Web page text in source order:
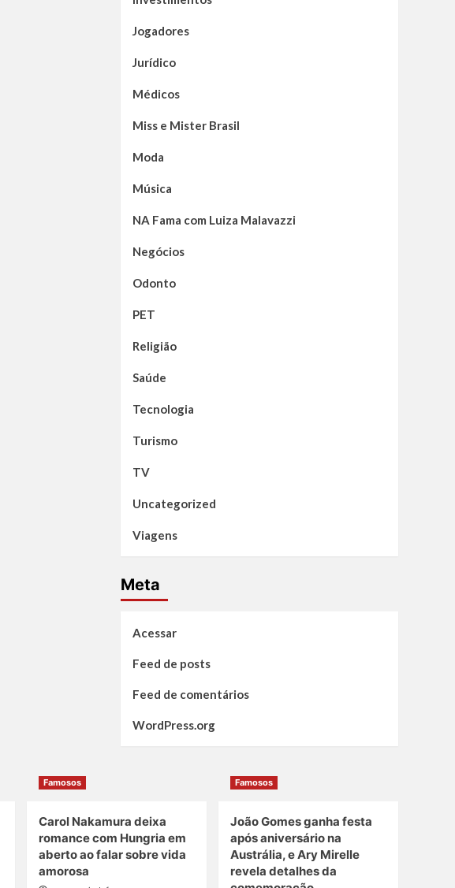
Jogadores
Jurídico
Médicos
Miss e Mister Brasil
Moda
Música
NA Fama com Luiza Malavazzi
Negócios
Odonto
PET
Religião
Saúde
Tecnologia
Turismo
TV
Uncategorized
Viagens
Meta
Acessar
Feed de posts
Feed de comentários
WordPress.org
Famosos
Carol Nakamura deixa
romance com Hungria em
aberto ao falar sobre vida
amorosa
Famosos
João Gomes ganha festa
após aniversário na
Austrália, e Ary Mirelle
revela detalhes da